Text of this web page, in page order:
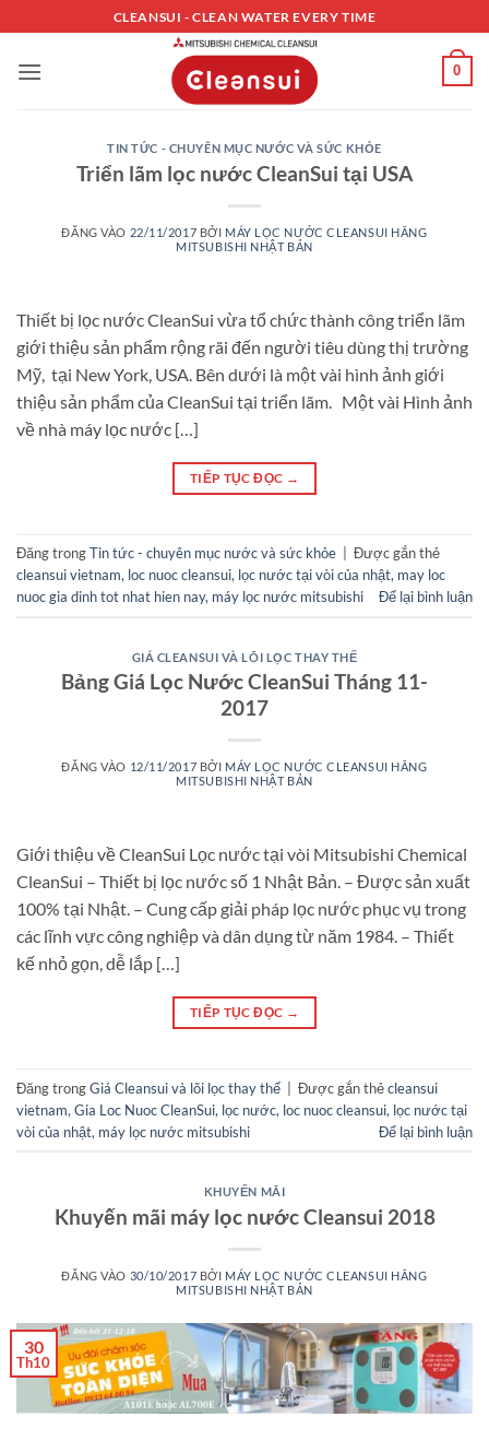
qua
nội
CLEANSUI - CLEAN WATER EVERY TIME
0
TIN TỨC - CHUYÊN MỤC NƯỚC VÀ SỨC KHỎE
Triển lãm lọc nước CleanSui tại USA
ĐĂNG VÀO 22/11/2017 BỞI MÁY LỌC NƯỚC CLEANSUI HÃNG
MITSUBISHI NHẬT BẢN
Thiết bị lọc nước CleanSui vừa tổ chức thành công triển lãm
giới thiệu sản phẩm rộng rãi đến người tiêu dùng thị trường
Mỹ, tại New York, USA. Bên dưới là một vài hình ảnh giới
thiệu sản phẩm của CleanSui tại triển lãm. Một vài Hình ảnh
về nhà máy lọc nước […]
TIẾP TỤC ĐỌC →
Đăng trongTin tức - chuyên mục nước và sức khỏe
Được gắn thẻ
cleansui vietnam, loc nuoc cleansui, lọc nước tại vòi của nhật, may loc
nuoc gia dinh tot nhat hien nay, máy lọc nước mitsubishi Để lại bình luận
GIÁ CLEANSUI VÀ LÕI LỌC THAY THẾ
Bảng Giá Lọc Nước CleanSui Tháng 11-
2017
ĐĂNG VÀO 12/11/2017 BỞI MÁY LỌC NƯỚC CLEANSUI HÃNG
MITSUBISHI NHẬT BẢN
Giới thiệu về CleanSui Lọc nước tại vòi Mitsubishi Chemical
CleanSui – Thiết bị lọc nước số 1 Nhật Bản. – Được sản xuất
100% tại Nhật. – Cung cấp giải pháp lọc nước phục vụ trong
các lĩnh vực công nghiệp và dân dụng từ năm 1984. – Thiết
kế nhỏ gọn, dễ lắp […]
TIẾP TỤC ĐỌC →
Đăng trongGiá Cleansui và lõi lọc thay thế Được gắn thẻcleansui
vietnam, Gia Loc Nuoc CleanSui, lọc nước, loc nuoc cleansui, lọc nước tại
vòi của nhật, máy lọc nước mitsubishi Để lại bình luận
KHUYẾN MÃI
Khuyến mãi máy lọc nước Cleansui 2018
ĐĂNG VÀO 30/10/2017 BỞI MÁY LỌC NƯỚC CLEANSUI HÃNG
MITSUBISHI NHẬT BẢN
30
Th10